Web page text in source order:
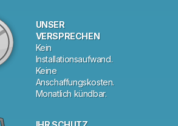
UNSER
VERSPRECHEN
Kein
Installationsaufwand.
Keine
Anschaffungskosten.
Monatlich kündbar.